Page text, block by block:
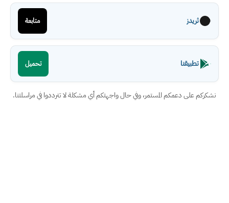
ثريدز متابعة
تطبيقنا تحميل
نشكركم على دعمكم المستمر، وفي حال واجهتكم أي مشكلة لا تترددوا في مراسلتنا.